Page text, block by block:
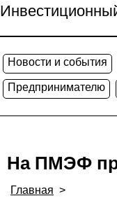
Новости и события
Предпринимателю
На ПМЭФ
Главная >